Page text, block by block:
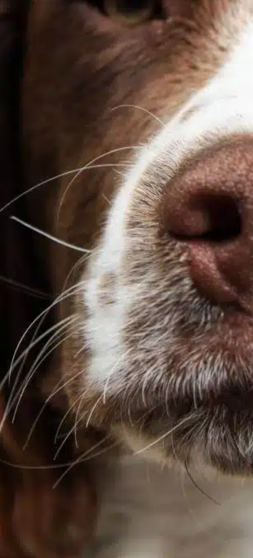
Lidar com um cão agressivo pode ser um
desafio. A agressividade geralmente decorre
do medo, da ansiedade, de traumas
passados ou de uma socialização
inadequada. É fundamental identificar a
causa subjacente do comportamento de seu
cão para resolver o problema de forma
eficaz. O treinamento requer paciência e o
compromisso de entender as necessidades
aggressive behavior aggressive dog ajuda o cão, ajudar
o cão, comportamento do cão, controle da
agressividade
criando segurança
elogiar a hora de
necessidades dos cães reforço positivo